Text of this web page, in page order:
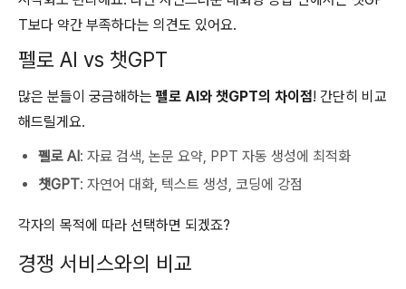
T보다 약간 부족하다는 의견도 있어요.
펠로 AI vs 챗GPT
많은 분들이 궁금해하는 펠로 AI와 챗GPT의 차이점! 간단히 비교
해드릴게요.
펠로 AI: 자료 검색, 논문 요약, PPT 자동 생성에 최적화
챗GPT: 자연어 대화, 텍스트 생성, 코딩에 강점
각자의 목적에 따라 선택하면 되겠죠?
경쟁 서비스와의 비교